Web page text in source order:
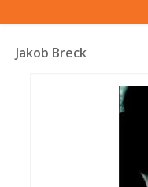
Jakob Breck